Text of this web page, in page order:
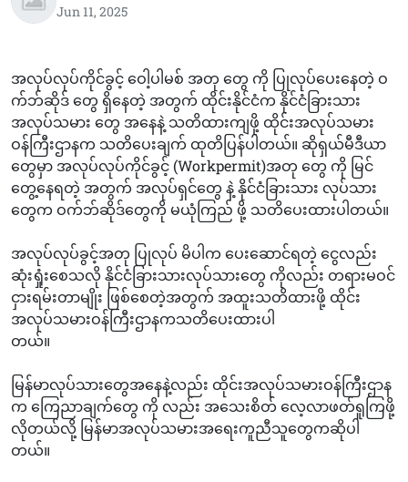
Jun 11, 2025
အလုပ်လုပ်ကိုင်ခွင့် ဝေါ့ပါမစ် အတု တွေ ကို ပြုလုပ်ပေးနေတဲ့ ဝ
က်ဘ်ဆိုဒ် တွေ ရှိနေတဲ့ အတွက် ထိုင်းနိုင်ငံက နိုင်ငံခြားသား
အလုပ်သမား တွေ အနေနဲ့ သတိထားကျဖို့ ထိုင်းအလုပ်သမား
ဝန်ကြီးဌာနက သတိပေးချက် ထုတိပြန်ပါတယ်။ ဆိုရှယ်မီဒီယာ‌
တွေမှာ အလုပ်လုပ်ကိုင်ခွင့် (Workpermit)အတု တွေ ကို မြင်
တွေ့နေရတဲ့ အတွက် အလုပ်ရှင်တွေ နဲ့ နိုင်ငံခြားသား လုပ်သား
တွေက ဝက်ဘ်ဆိုဒ်တွေကို မယုံကြည် ဖို့ သတိပေးထားပါတယ်။
အလုပ်လုပ်ခွင့်အတု ပြုလုပ် မိပါက ပေးဆောင်ရတဲ့ ငွေလည်း
ဆုံးရှုံးစေသလို နိုင်ငံခြားသားလုပ်သားတွေ ကိုလည်း တရားမဝင်
ငှားရမ်းတာမျိုး ဖြစ်စေတဲ့အတွက် အထူးသတိထားဖို့ ထိုင်း
အလုပ်သမားဝန်ကြီးဌာနကသတိပေးထားပါ
တယ်။
မြန်မာလုပ်သားတွေအနေနဲ့လည်း ထိုင်းအလုပ်သမားဝန်ကြီးဌာန
က ကြေညာချက်တွေ ကို လည်း အသေးစိတ် လေ့လာဖတ်ရူကြဖို့
လိုတယ်လို့ မြန်မာအလုပ်သမားအရေးကူညီသူတွေကဆိုပါ
တယ်။